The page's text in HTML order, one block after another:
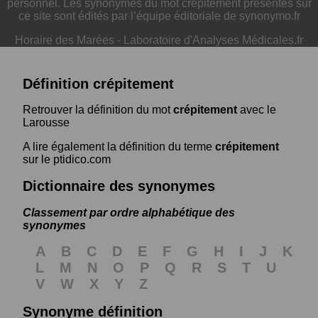
personnel. Les synonymes du mot crépitement présentés sur
ce site sont édités par l’équipe éditoriale de synonymo.fr
Horaire des Marées - Laboratoire d'Analyses Médicales.fr
Définition crépitement
Retrouver la définition du motcrépitement avec le
Larousse
A lire également la définition du terme crépitement
sur le ptidico.com
Dictionnaire des synonymes
Classement par ordre alphabétique des
synonymes
A B C D E F G H I J
K
L
M N O P Q R S T
U
V
W X Y
Z
Synonyme définition